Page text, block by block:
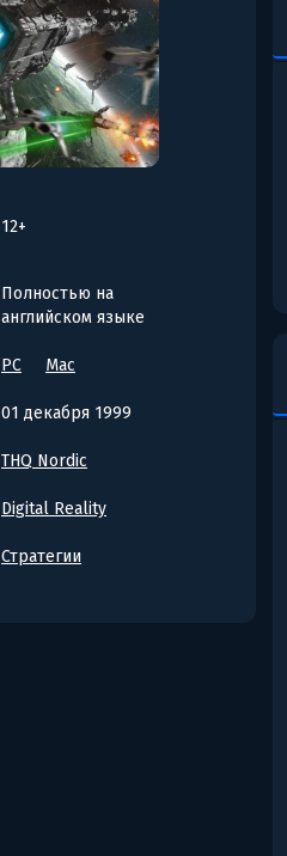
12+
Полностью на
английском языке
PC Mac
01 декабря 1999
THQ Nordic
Digital Reality
Стратегии